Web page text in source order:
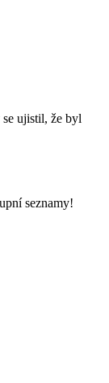
ujistil, že byl
seznamy!